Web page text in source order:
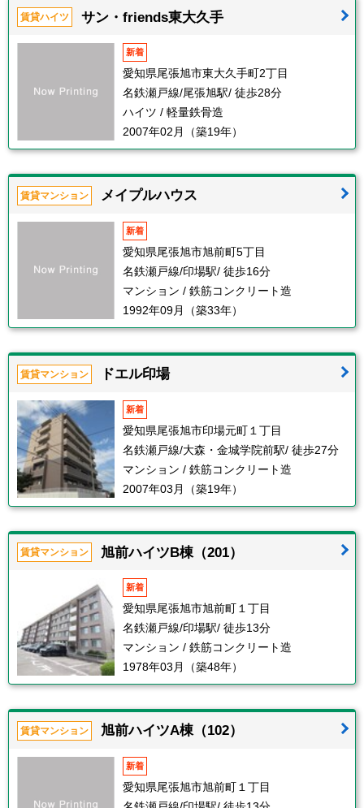
賃貸ハイツ サン・friends東大久手
新着
愛知県尾張旭市東大久手町2丁目
名鉄瀬戸線/尾張旭駅/ 徒歩28分
ハイツ / 軽量鉄骨造
2007年02月（築19年）
賃貸マンション メイプルハウス
新着
愛知県尾張旭市旭前町5丁目
名鉄瀬戸線/印場駅/ 徒歩16分
マンション / 鉄筋コンクリート造
1992年09月（築33年）
賃貸マンション ドエル印場
新着
愛知県尾張旭市印場元町１丁目
名鉄瀬戸線/大森・金城学院前駅/ 徒歩27分
マンション / 鉄筋コンクリート造
2007年03月（築19年）
賃貸マンション 旭前ハイツB棟（201）
新着
愛知県尾張旭市旭前町１丁目
名鉄瀬戸線/印場駅/ 徒歩13分
マンション / 鉄筋コンクリート造
1978年03月（築48年）
賃貸マンション 旭前ハイツA棟（102）
新着
愛知県尾張旭市旭前町１丁目